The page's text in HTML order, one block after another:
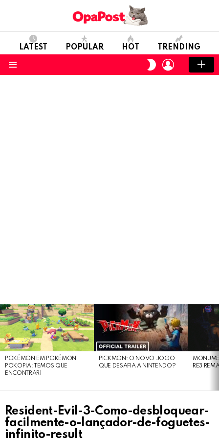
LATEST POPULAR HOT TRENDING
SWITCH
SKIN
LOGIN
LATEST
STORIES
POKÉMON EM POKÉMON
POKOPIA: TEMOS QUE
ENCONTRAR!
PICKMON: O NOVO JOGO
QUE DESAFIA A NINTENDO?
RE3
Resident-Evil-3-Como-desbloquear-
facilmente-o-lançador-de-foguetes-
infinito-result